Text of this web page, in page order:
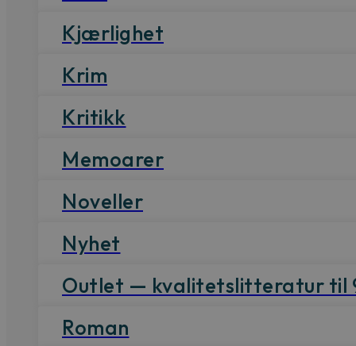
Kjærlighet
Krim
Kritikk
Memoarer
Noveller
Nyhet
Outlet — kvalitetslitteratur til
Roman